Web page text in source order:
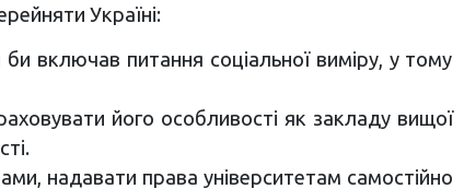
Україні:
би включав питання соціальної виміру, у тому
його особливості як закладу вищої
надавати права університетам самостійно